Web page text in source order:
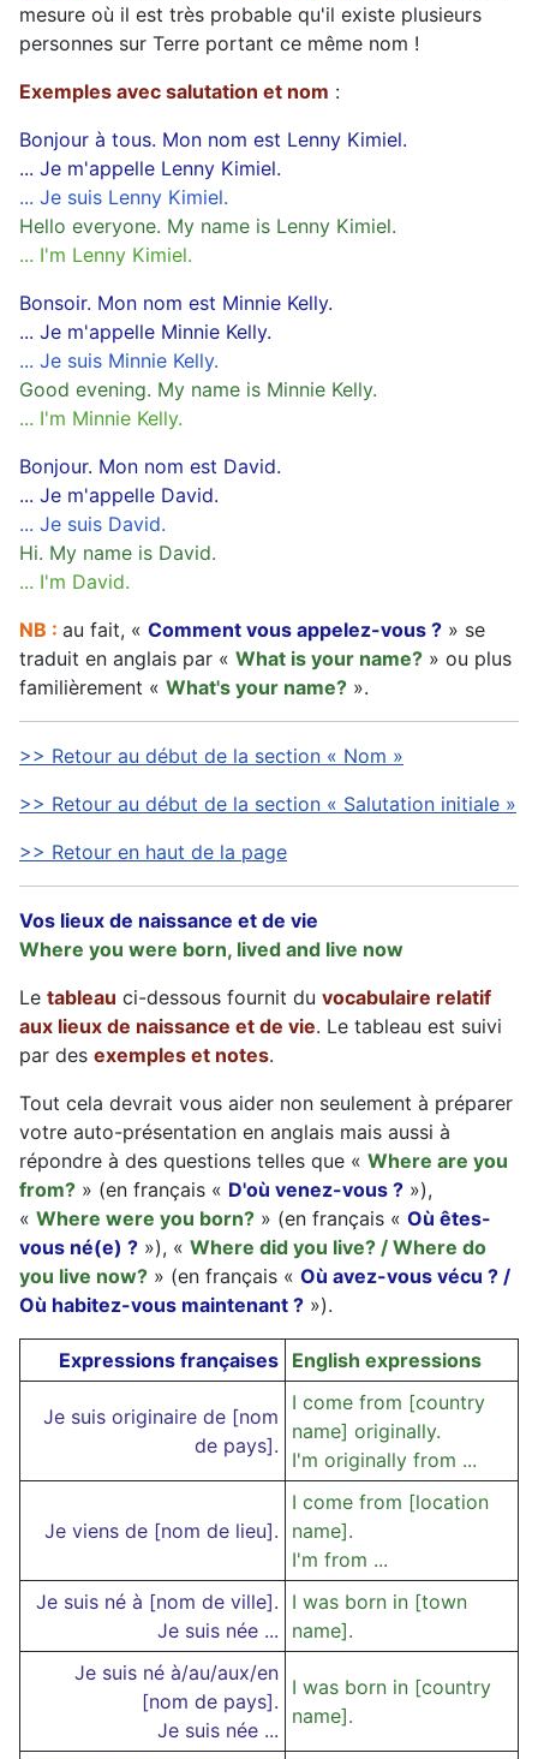
mesure où il est très probable qu'il existe plusieurs
personnes sur Terre portant ce même nom !
Exemples avec salutation et nom :
Bonjour à tous. Mon nom est Lenny Kimiel.
... Je m'appelle Lenny Kimiel.
... Je suis Lenny Kimiel.
Hello everyone. My name is Lenny Kimiel.
... I'm Lenny Kimiel.
Bonsoir. Mon nom est Minnie Kelly.
... Je m'appelle Minnie Kelly.
... Je suis Minnie Kelly.
Good evening. My name is Minnie Kelly.
... I'm Minnie Kelly.
Bonjour. Mon nom est David.
... Je m'appelle David.
... Je suis David.
Hi. My name is David.
... I'm David.
NB : au fait, « Comment vous appelez-vous ? » se
traduit en anglais par « What is your name? » ou plus
familièrement « What's your name? ».
>> Retour au début de la section « Nom »
>> Retour au début de la section « Salutation initiale »
>> Retour en haut de la page
Vos lieux de naissance et de vie
Where you were born, lived and live now
Le tableau ci-dessous fournit du vocabulaire relatif
aux lieux de naissance et de vie. Le tableau est suivi
par des exemples et notes.
Tout cela devrait vous aider non seulement à préparer
votre auto-présentation en anglais mais aussi à
répondre à des questions telles que « Where are you
from? » (en français « D'où venez-vous ? »),
« Where were you born? » (en français « Où êtes-
vous né(e) ? »), « Where did you live? / Where do
you live now? » (en français « Où avez-vous vécu ? /
Où habitez-vous maintenant ? »).
Expressions françaises English expressions
Je suis originaire de [nom
de pays].
I come from [country
name] originally.
I'm originally from ...
Je viens de [nom de lieu].
I come from [location
name].
I'm from ...
Je suis né à [nom de ville].
Je suis née ...
I was born in [town
name].
Je suis né à/au/aux/en
[nom de pays].
Je suis née ...
I was born in [country
name].